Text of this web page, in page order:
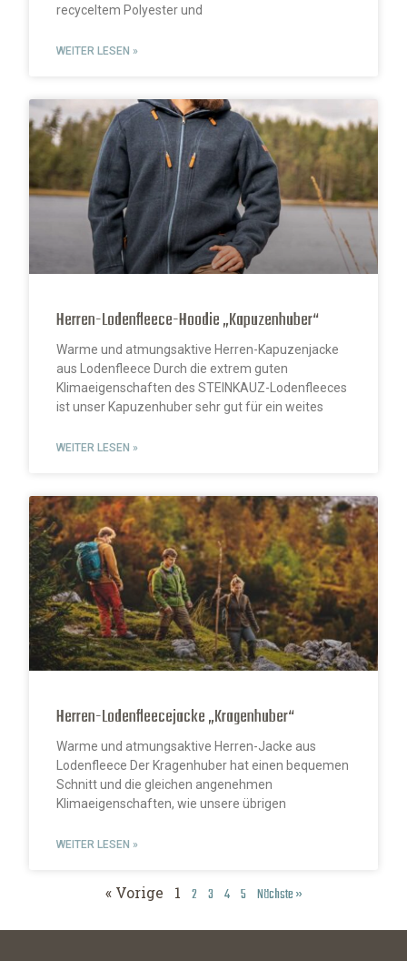
recyceltem Polyester und
WEITER LESEN »
Herren-Lodenfleece-Hoodie „Kapuzenhuber“
Warme und atmungsaktive Herren-Kapuzenjacke
aus Lodenfleece Durch die extrem guten
Klimaeigenschaften des STEINKAUZ-Lodenfleeces
ist unser Kapuzenhuber sehr gut für ein weites
WEITER LESEN »
Herren-Lodenfleecejacke „Kragenhuber“
Warme und atmungsaktive Herren-Jacke aus
Lodenfleece Der Kragenhuber hat einen bequemen
Schnitt und die gleichen angenehmen
Klimaeigenschaften, wie unsere übrigen
WEITER LESEN »
« Vorige 1 2 3 4 5 Nächste »